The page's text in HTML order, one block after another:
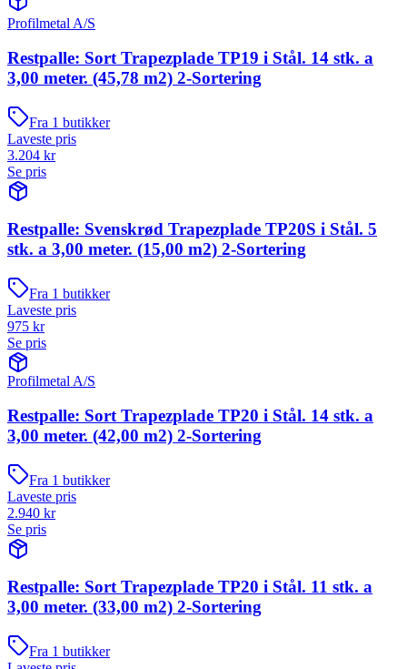
Profilmetal A/S
Restpalle: Sort Trapezplade TP19 i Stål. 14 stk. a
3,00 meter. (45,78 m2) 2-Sortering
Fra 1 butikker
Laveste pris
3.204 kr
Se pris
Restpalle: Svenskrød Trapezplade TP20S i Stål. 5
stk. a 3,00 meter. (15,00 m2) 2-Sortering
Fra 1 butikker
Laveste pris
975 kr
Se pris
Profilmetal A/S
Restpalle: Sort Trapezplade TP20 i Stål. 14 stk. a
3,00 meter. (42,00 m2) 2-Sortering
Fra 1 butikker
Laveste pris
2.940 kr
Se pris
Restpalle: Sort Trapezplade TP20 i Stål. 11 stk. a
3,00 meter. (33,00 m2) 2-Sortering
Fra 1 butikker